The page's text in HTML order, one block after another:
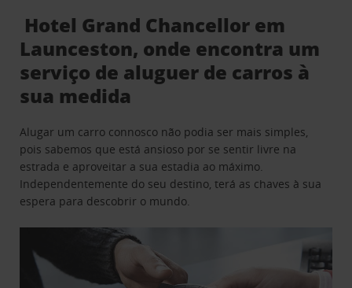
Hotel Grand Chancellor em
Launceston, onde encontra um
serviço de aluguer de carros à
sua medida
Alugar um carro connosco não podia ser mais simples,
pois sabemos que está ansioso por se sentir livre na
estrada e aproveitar a sua estadia ao máximo.
Independentemente do seu destino, terá as chaves à sua
espera para descobrir o mundo.